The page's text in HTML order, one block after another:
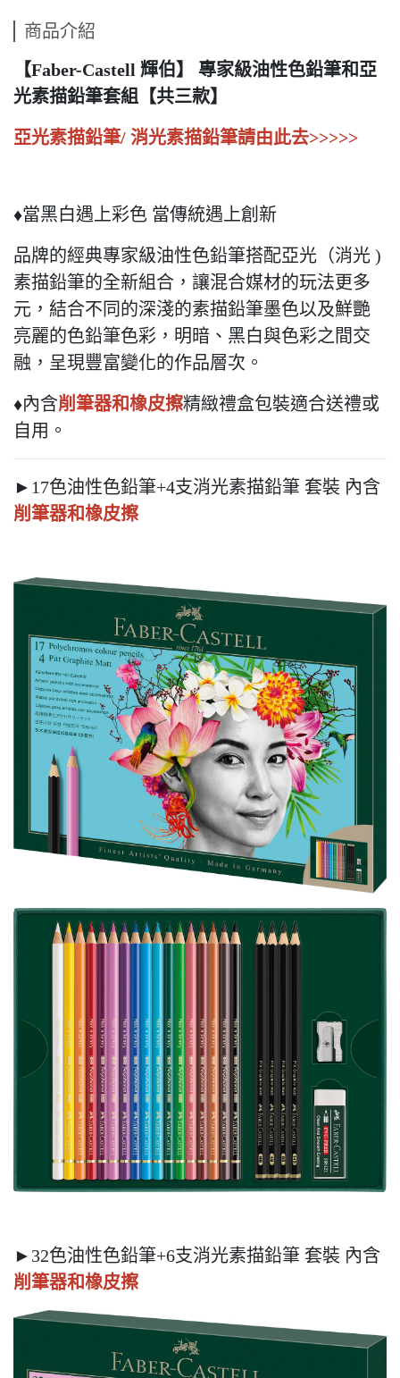
商品介紹
【Faber-Castell 輝伯】 專家級油性色鉛筆和亞
光素描鉛筆套組【共三款】
亞光素描鉛筆/ 消光素描鉛筆請由此去>>>>>
♦當黑白遇上彩色 當傳統遇上創新
品牌的經典專家級油性色鉛筆搭配亞光（消光 )
素描鉛筆的全新組合，讓混合媒材的玩法更多
元，結合不同的深淺的素描鉛筆墨色以及鮮艷
亮麗的色鉛筆色彩，明暗、黑白與色彩之間交
融，呈現豐富變化的作品層次。
♦內含削筆器和橡皮擦精緻禮盒包裝適合送禮或
自用。
►17色油性色鉛筆+4支消光素描鉛筆 套裝 內含
削筆器和橡皮擦
►32色油性色鉛筆+6支消光素描鉛筆 套裝 內含
削筆器和橡皮擦